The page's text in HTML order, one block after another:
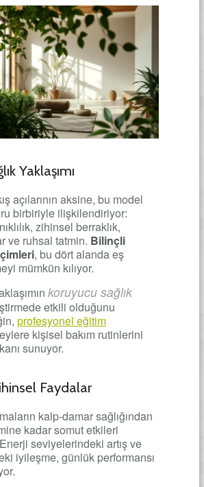
Yaklaşımı
açılarının aksine, bu model
birbiriyle ilişkilendiriyor:
zihinsel berraklık,
ve ruhsal tatmin. Bilinçli
, bu dört alanda eş
mümkün kılıyor.
koruyucu sağlık
etkili olduğunu
profesyonel eğitim
kişisel bakım rutinlerini
sunuyor.
Faydalar
kalp-damar sağlığından
kadar somut etkileri
seviyelerindeki artış ve
iyileşme, günlük performansı